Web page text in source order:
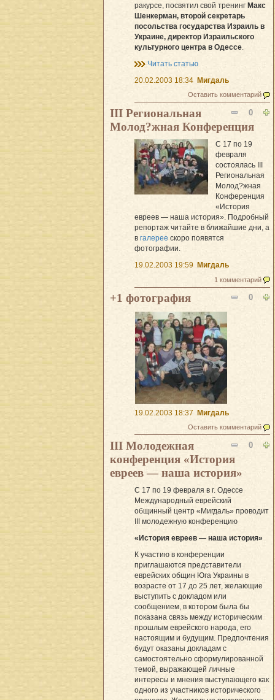
ракурсе, посвятил свой тренинг Макс
Шенкерман, второй секретарь
посольства государства Израиль в
Украине, директор Израильского
культурного центра в Одессе.
Читать статью
20.02.2003 18:34 Мигдаль
Оставить комментарий
0
III Региональная
Молод?жная Конференция
С 17 по 19
февраля
состоялась III
Региональная
Молод?жная
Конференция
«История
евреев — наша история». Подробный
репортаж читайте в ближайшие дни, а
в галерее скоро появятся
фотографии.
19.02.2003 19:59
Мигдаль
1 комментарий
0
+1 фотография
19.02.2003 18:37 Мигдаль
Оставить комментарий
0
III Молодежная
конференция «История
евреев — наша история»
С 17 по 19 февраля в г. Одессе
Международный еврейский
общинный центр «Мигдаль» проводит
III молодежную конференцию
«История евреев — наша история»
К участию в конференции
приглашаются представители
еврейских общин Юга Украины в
возрасте от 17 до 25 лет, желающие
выступить с докладом или
сообщением, в котором была бы
показана связь между историческим
прошлым еврейского народа, его
настоящим и будущим. Предпочтения
будут оказаны докладам с
самостоятельно сформулированной
темой, выражающей личные
интересы и мнения выступающего как
одного из участников исторического